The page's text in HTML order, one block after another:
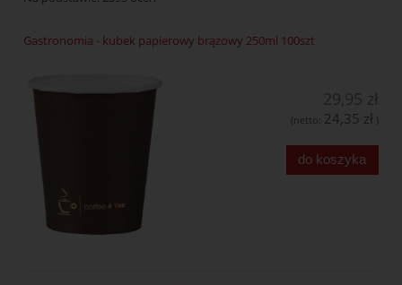
Gastronomia - kubek papierowy brązowy 250ml 100szt
(netto: 24,35 zł )
do koszyka